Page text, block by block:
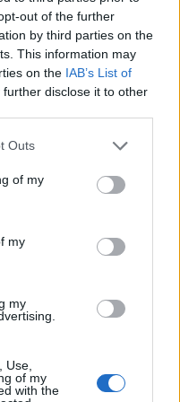
out of the further
by third parties on the
This information may
on the IAB’s List of
further disclose it to other
Outs
of my
my
my
Use,
of my
with the
Κορασίδων και
του Πάτι Μιλς
είναι στον
μπάτζετ»
παρουσίες
φιλικό της
ο Γιαμπουσέλε
ρεκόρ η Ελλάδα
Μάρκος